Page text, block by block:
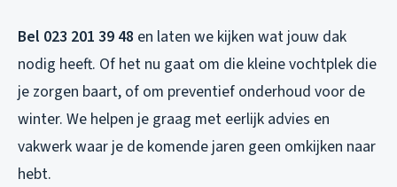
Bel 023 201 39 48 en laten we kijken wat jouw dak
nodig heeft. Of het nu gaat om die kleine vochtplek die
je zorgen baart, of om preventief onderhoud voor de
winter. We helpen je graag met eerlijk advies en
vakwerk waar je de komende jaren geen omkijken naar
hebt.